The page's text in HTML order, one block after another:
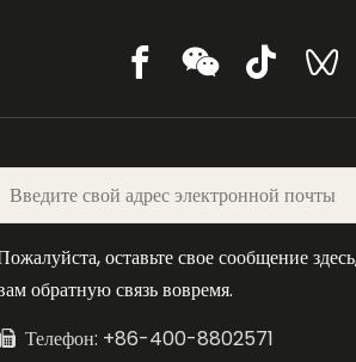
оставьте свое сообщение
обратную связь вовремя.
Телефон: +86-400-8802571